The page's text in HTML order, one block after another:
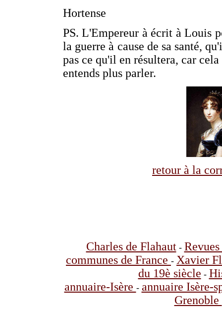
Hortense
PS. L'Empereur à écrit à Louis
la guerre à cause de sa santé,
pas ce qu'il en résultera, car
entends plus parler.
retour à la
Charles de Flahaut-
communes de France - Xavier
du 19è siècle -
annuaire-Isère - annuaire Isère-
Grenoble